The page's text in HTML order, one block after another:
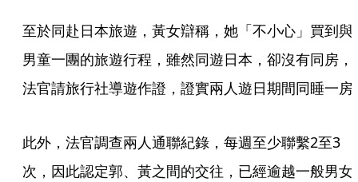
至於同赴日本旅遊，黃女辯稱，她「不小心」買到與
男童一團的旅遊行程，雖然同遊日本，卻沒有同房，
法官請旅行社導遊作證，證實兩人遊日期間同睡一房
此外，法官調查兩人通聯紀錄，每週至少聯繫2至3
次，因此認定郭、黃之間的交往，已經逾越一般男女